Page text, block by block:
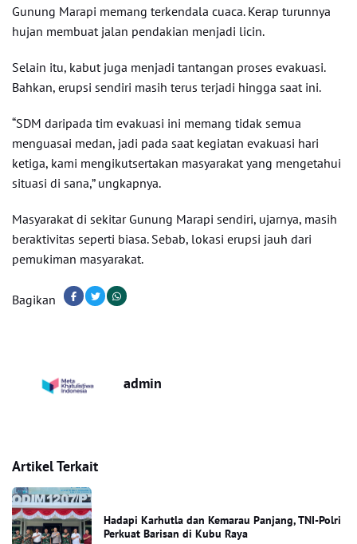
Gunung Marapi memang terkendala cuaca. Kerap turunnya
hujan membuat jalan pendakian menjadi licin.
Selain itu, kabut juga menjadi tantangan proses evakuasi.
Bahkan, erupsi sendiri masih terus terjadi hingga saat ini.
“SDM daripada tim evakuasi ini memang tidak semua
menguasai medan, jadi pada saat kegiatan evakuasi hari
ketiga, kami mengikutsertakan masyarakat yang mengetahui
situasi di sana,” ungkapnya.
Masyarakat di sekitar Gunung Marapi sendiri, ujarnya, masih
beraktivitas seperti biasa. Sebab, lokasi erupsi jauh dari
pemukiman masyarakat.
Bagikan
admin
Artikel Terkait
Hadapi Karhutla dan Kemarau Panjang, TNI-Polri
Perkuat Barisan di Kubu Raya